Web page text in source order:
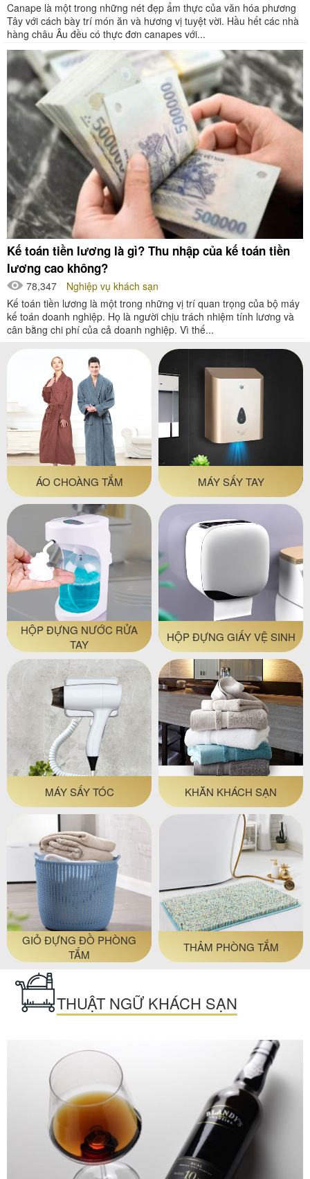
Canape là một trong những nét đẹp ẩm thực của văn hóa phương
Tây với cách bày trí món ăn và hương vị tuyệt vời. Hầu hết các nhà
hàng châu Âu đều có thực đơn canapes với...
Kế toán tiền lương là gì? Thu nhập của kế toán tiền
lương cao không?
78,347
Nghiệp vụ khách sạn
Kế toán tiền lương là một trong những vị trí quan trọng của bộ máy
kế toán doanh nghiệp. Họ là người chịu trách nhiệm tính lương và
cân bằng chi phí của cả doanh nghiệp. Vì thế...
ÁO CHOÀNG TẮM MÁY SẤY TAY
HỘP ĐỰNG NƯỚC RỬA
TAY
HỘP ĐỰNG GIẤY VỆ SINH
MÁY SẤY TÓC KHĂN KHÁCH SẠN
GIỎ ĐỰNG ĐỒ PHÒNG
TẮM
THẢM PHÒNG TẮM
THUẬT NGỮ KHÁCH SẠN